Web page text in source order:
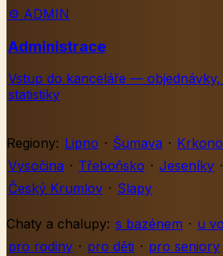
⚙️ ADMIN
Administrace
Vstup do kanceláře —
statistiky
Regiony: Lipno · Šumava ·
Vysočina · Třeboňsko · Jeseníky ·
Český Krumlov · Slapy
Chaty a chalupy: s bazénem · u
pro rodiny · pro děti · pro seniory